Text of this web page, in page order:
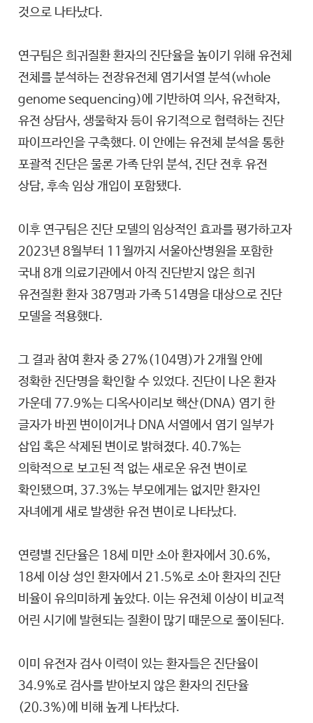
것으로 나타났다.
연구팀은 희귀질환 환자의 진단율을 높이기 위해 유전체
전체를 분석하는 전장유전체 염기서열 분석(whole
genome sequencing)에 기반하여 의사, 유전학자,
유전 상담사, 생물학자 등이 유기적으로 협력하는 진단
파이프라인을 구축했다. 이 안에는 유전체 분석을 통한
포괄적 진단은 물론 가족 단위 분석, 진단 전후 유전
상담, 후속 임상 개입이 포함됐다.
이후 연구팀은 진단 모델의 임상적인 효과를 평가하고자
2023년 8월부터 11월까지 서울아산병원을 포함한
국내 8개 의료기관에서 아직 진단받지 않은 희귀
유전질환 환자 387명과 가족 514명을 대상으로 진단
모델을 적용했다.
그 결과 참여 환자 중 27%(104명)가 2개월 안에
정확한 진단명을 확인할 수 있었다. 진단이 나온 환자
가운데 77.9%는 디옥사이리보 핵산(DNA) 염기 한
글자가 바뀐 변이이거나 DNA 서열에서 염기 일부가
삽입 혹은 삭제된 변이로 밝혀졌다. 40.7%는
의학적으로 보고된 적 없는 새로운 유전 변이로
확인됐으며, 37.3%는 부모에게는 없지만 환자인
자녀에게 새로 발생한 유전 변이로 나타났다.
연령별 진단율은 18세 미만 소아 환자에서 30.6%,
18세 이상 성인 환자에서 21.5%로 소아 환자의 진단
비율이 유의미하게 높았다. 이는 유전체 이상이 비교적
어린 시기에 발현되는 질환이 많기 때문으로 풀이된다.
이미 유전자 검사 이력이 있는 환자들은 진단율이
34.9%로 검사를 받아보지 않은 환자의 진단율
(20.3%)에 비해 높게 나타났다.